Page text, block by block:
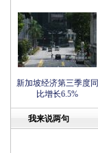
新加坡经济第三季度同
比增长6.5%
我来说两句